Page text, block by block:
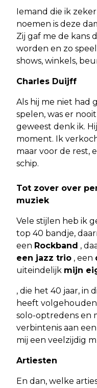
Iemand die ik
noemen is deze
Zij gaf me de kans
worden en zo
shows, winkels,
Charles Duijff
Als hij me niet had
spelen, was er
geweest denk ik.
moment. Ik
maar voor de rest,
schip.
Tot zover over
muziek
Vele stijlen heb ik
top 40 bandje,
een Rockband ,
een jazz trio , een
uiteindelijk mijn
, die het 40 jaar, in
heeft
solo-optredens en
verbintenis aan
mij een veelzijdig
Artiesten
En dan, welke